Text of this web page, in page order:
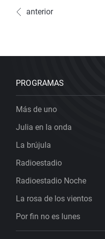
anterior
PROGRAMAS
Más de uno
Julia en la onda
La brújula
Radioestadio
Radioestadio Noche
La rosa de los vientos
Por fin no es lunes